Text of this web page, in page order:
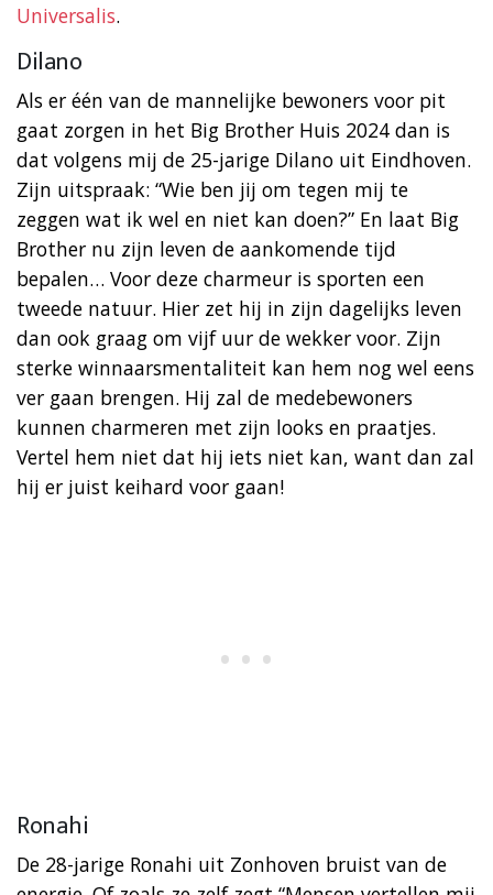
Universalis.
Dilano
Als er één van de mannelijke bewoners voor pit
gaat zorgen in het Big Brother Huis 2024 dan is
dat volgens mij de 25-jarige Dilano uit Eindhoven.
Zijn uitspraak: “Wie ben jij om tegen mij te
zeggen wat ik wel en niet kan doen?” En laat Big
Brother nu zijn leven de aankomende tijd
bepalen… Voor deze charmeur is sporten een
tweede natuur. Hier zet hij in zijn dagelijks leven
dan ook graag om vijf uur de wekker voor. Zijn
sterke winnaarsmentaliteit kan hem nog wel eens
ver gaan brengen. Hij zal de medebewoners
kunnen charmeren met zijn looks en praatjes.
Vertel hem niet dat hij iets niet kan, want dan zal
hij er juist keihard voor gaan!
Ronahi
De 28-jarige Ronahi uit Zonhoven bruist van de